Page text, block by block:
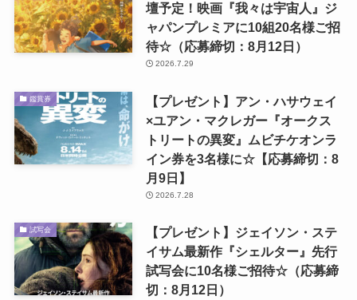
壇予定！映画『我々は宇宙人』ジ
ャパンプレミアに10組20名様ご招
待☆（応募締切：8月12日）
2026.7.29
鑑賞券
【プレゼント】アン・ハサウェイ
×ユアン・マクレガー『オークス
トリートの異変』ムビチケオンラ
イン券を3名様に☆【応募締切：8
月9日】
2026.7.28
試写会
【プレゼント】ジェイソン・ステ
イサム最新作『シェルター』先行
試写会に10名様ご招待☆（応募締
切：8月12日）